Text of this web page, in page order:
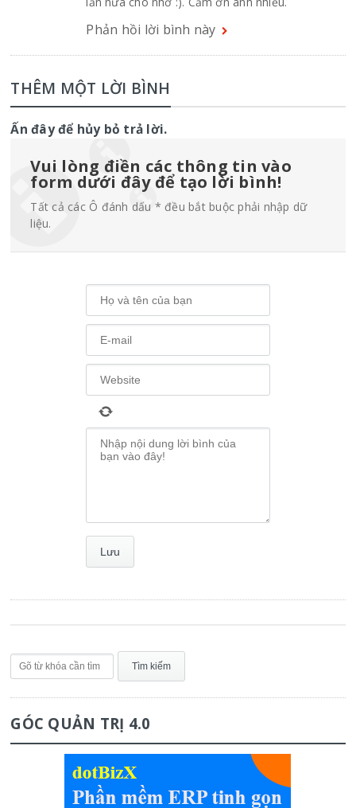
Phản hồi lời bình này
THÊM MỘT LỜI BÌNH
Ấn đây để hủy bỏ trả lời.
Vui lòng điền các thông tin vào
form dưới đây để tạo lời bình!
Tất cả các Ô đánh dấu * đều bắt buộc phải nhập dữ
liệu.
GÓC QUẢN TRỊ 4.0